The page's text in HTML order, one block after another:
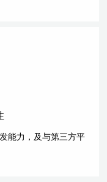
能力，及与第三方平